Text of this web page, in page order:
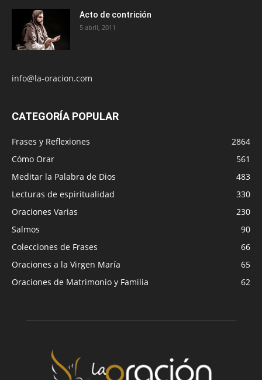
Acto de contrición
5 abril, 2011
info@la-oracion.com
CATEGORÍA POPULAR
Frases y Reflexiones
2864
Cómo Orar
561
Meditar la Palabra de Dios
483
Lecturas de espiritualidad
330
Oraciones Varias
230
Salmos
90
Colecciones de Frases
66
Oraciones a la Virgen María
65
Oraciones de Matrimonio y Familia
62